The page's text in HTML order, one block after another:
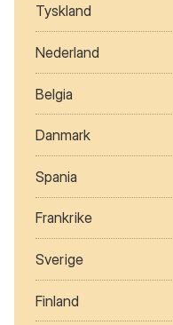
Tyskland
Nederland
Belgia
Danmark
Spania
Frankrike
Sverige
Finland